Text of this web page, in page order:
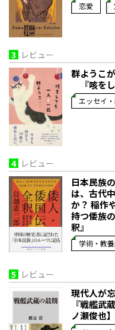
恋愛
3 レビュー
群ようこ
『咳をし
エッセイ
4 レビュー
日本民族
は、古代
か？ 稲作
持つ倭族
釈』
学術・教
5 レビュー
現代人が
『戦艦武
ノ瀬俊也】